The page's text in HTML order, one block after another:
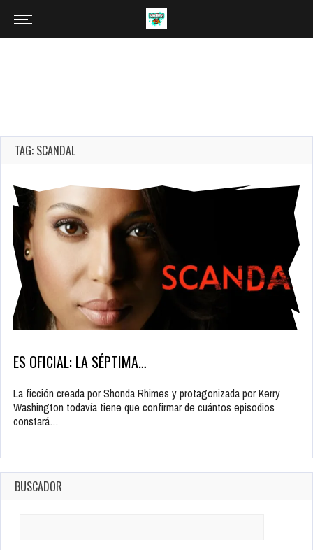
TAG: SCANDAL
ES OFICIAL: LA SÉPTIMA…
La ficción creada por Shonda Rhimes y protagonizada por Kerry
Washington todavía tiene que confirmar de cuántos episodios
constará…
BUSCADOR